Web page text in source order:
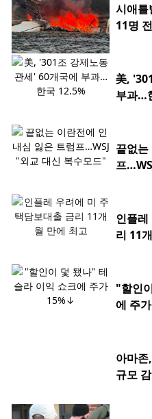
시애
11명
美,
부과…
끝없는
프
인플
리 11
"할인
에 주
아마
규모